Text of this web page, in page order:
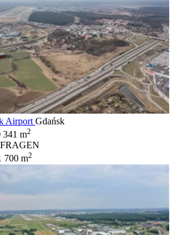
Airport Gdańsk
341 m2
700 m2